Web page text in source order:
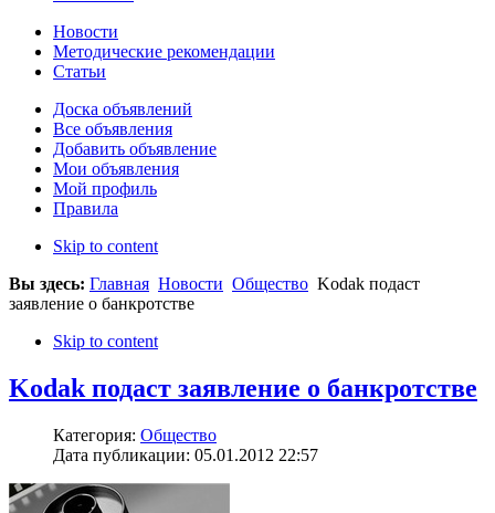
Новости
Методические рекомендации
Статьи
Доска объявлений
Все объявления
Добавить объявление
Мои объявления
Мой профиль
Правила
Skip to content
Вы здесь: Главная Новости Общество Kodak подаст
заявление о банкротстве
Skip to content
Kodak подаст заявление о банкротстве
Категория: Общество
Дата публикации: 05.01.2012 22:57